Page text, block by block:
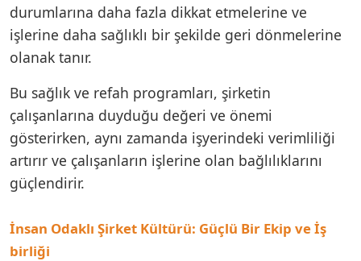
durumlarına daha fazla dikkat etmelerine ve
işlerine daha sağlıklı bir şekilde geri dönmelerine
olanak tanır.
Bu sağlık ve refah programları, şirketin
çalışanlarına duyduğu değeri ve önemi
gösterirken, aynı zamanda işyerindeki verimliliği
artırır ve çalışanların işlerine olan bağlılıklarını
güçlendirir.
İnsan Odaklı Şirket Kültürü: Güçlü Bir Ekip ve İş
birliği